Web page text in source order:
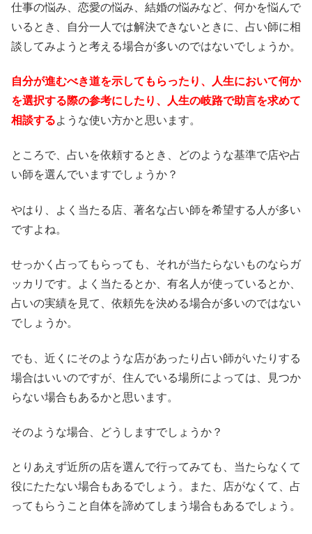
仕事の悩み、恋愛の悩み、結婚の悩みなど、何かを悩んで
いるとき、自分一人では解決できないときに、占い師に相
談してみようと考える場合が多いのではないでしょうか。
自分が進むべき道を示してもらったり、人生において何か
を選択する際の参考にしたり、人生の岐路で助言を求めて
相談するような使い方かと思います。
ところで、占いを依頼するとき、どのような基準で店や占
い師を選んでいますでしょうか？
やはり、よく当たる店、著名な占い師を希望する人が多い
ですよね。
せっかく占ってもらっても、それが当たらないものならガ
ッカリです。よく当たるとか、有名人が使っているとか、
占いの実績を見て、依頼先を決める場合が多いのではない
でしょうか。
でも、近くにそのような店があったり占い師がいたりする
場合はいいのですが、住んでいる場所によっては、見つか
らない場合もあるかと思います。
そのような場合、どうしますでしょうか？
とりあえず近所の店を選んで行ってみても、当たらなくて
役にたたない場合もあるでしょう。また、店がなくて、占
ってもらうこと自体を諦めてしまう場合もあるでしょう。